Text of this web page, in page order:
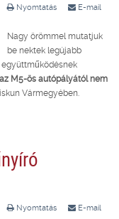
Nyomtatás E-mail
Nagy örömmel mutatjuk
be nektek legújabb
az M5-ös autópályától nem
Vármegyében.
Nyomtatás E-mail